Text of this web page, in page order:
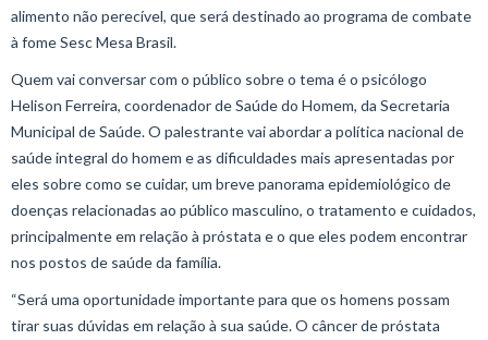
alimento não perecível, que será destinado ao programa de combate
à fome Sesc Mesa Brasil.
Quem vai conversar com o público sobre o tema é o psicólogo
Helison Ferreira, coordenador de Saúde do Homem, da Secretaria
Municipal de Saúde. O palestrante vai abordar a política nacional de
saúde integral do homem e as dificuldades mais apresentadas por
eles sobre como se cuidar, um breve panorama epidemiológico de
doenças relacionadas ao público masculino, o tratamento e cuidados,
principalmente em relação à próstata e o que eles podem encontrar
nos postos de saúde da família.
“Será uma oportunidade importante para que os homens possam
tirar suas dúvidas em relação à sua saúde. O câncer de próstata